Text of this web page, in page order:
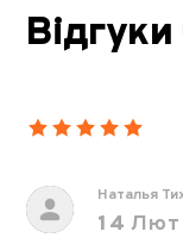
Наталья
14 Лют